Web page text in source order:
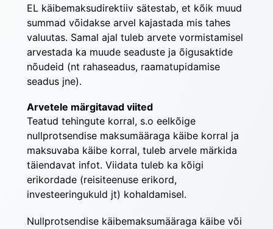
EL käibemaksudirektiiv sätestab, et kõik muud
summad võidakse arvel kajastada mis tahes
valuutas. Samal ajal tuleb arvete vormistamisel
arvestada ka muude seaduste ja õigusaktide
nõudeid (nt rahaseadus, raamatupidamise
seadus jne).
Arvetele märgitavad viited
Teatud tehingute korral, s.o eelkõige
nullprotsendise maksumääraga käibe korral ja
maksuvaba käibe korral, tuleb arvele märkida
täiendavat infot. Viidata tuleb ka kõigi
erikordade (reisiteenuse erikord,
investeeringukuld jt) kohaldamisel.
Nullprotsendise käibemaksumääraga käibe või